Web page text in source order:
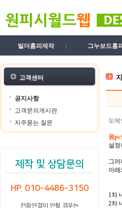
빌더홈피제작 그누보드홈
고객센터
공지사항
고객문의게시판
자주묻는 질문
제작 및 상담문의
HP. 010-4486-3150
전화연결이 안될 경우는
도
원
설정
그
아
1차
2차